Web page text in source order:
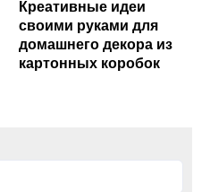
Креативные идеи
своими руками для
домашнего декора из
картонных коробок